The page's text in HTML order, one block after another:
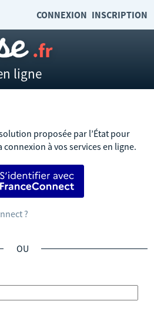
ligne
CONNEXION INSCRIPTION
proposée par l’État pour
à vos services en ligne.
S’identifier avec FranceConnect
?